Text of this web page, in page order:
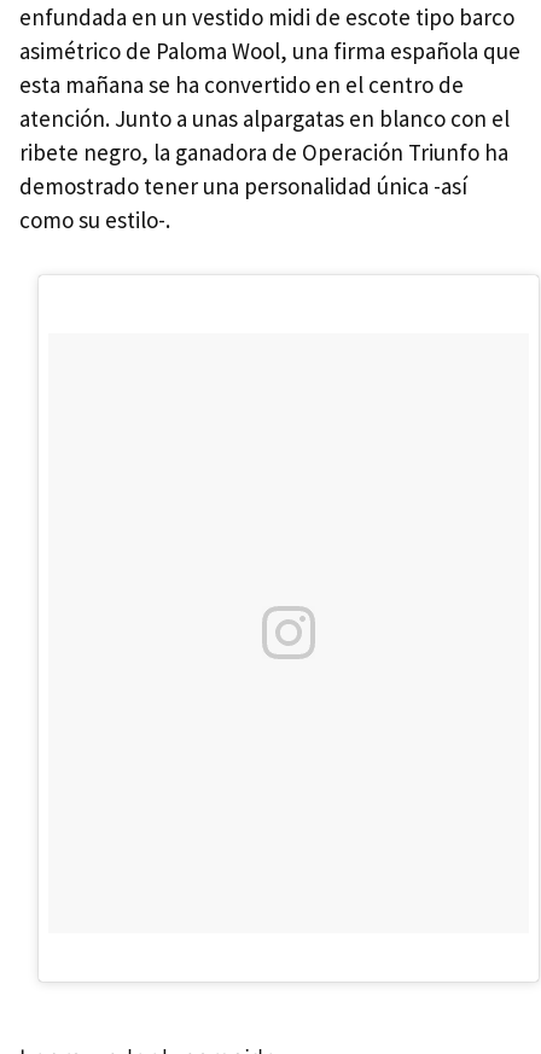
enfundada en un vestido midi de escote tipo barco
asimétrico de Paloma Wool, una firma española que
esta mañana se ha convertido en el centro de
atención. Junto a unas alpargatas en blanco con el
ribete negro, la ganadora de Operación Triunfo ha
demostrado tener una personalidad única -así
como su estilo-.